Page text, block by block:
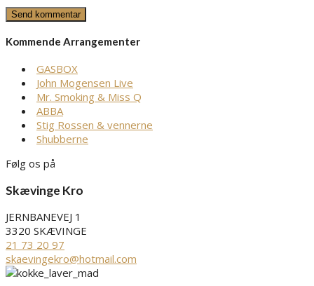
Kommende Arrangementer
GASBOX
John Mogensen Live
Mr. Smoking & Miss Q
ABBA
Stig Rossen & vennerne
Shubberne
Følg os på
Skævinge Kro
JERNBANEVEJ 1
3320 SKÆVINGE
21 73 20 97
skaevingekro@hotmail.com